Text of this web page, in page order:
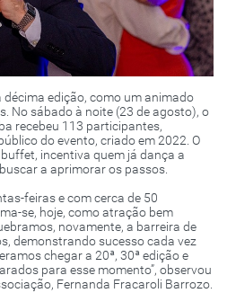
décima edição, como um animado
No sábado à noite (23 de agosto), o
recebeu 113 participantes,
do evento, criado em 2022. O
incentiva quem já dança a
a aprimorar os passos.
feiras e com cerca de 50
se, hoje, como atração bem
novamente, a barreira de
demonstrando sucesso cada vez
chegar a 20ª, 30ª edição e
para esse momento”, observou
Fernanda Fracaroli Barrozo.